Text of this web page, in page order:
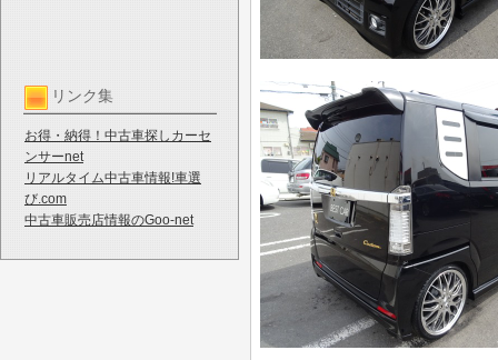
リンク集
お得・納得！中古車探しカーセ
ンサーnet
リアルタイム中古車情報!車選
び.com
中古車販売店情報のGoo-net